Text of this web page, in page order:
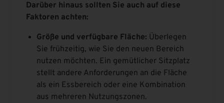
Darüber hinaus sollten Sie auch auf diese
Faktoren achten:
Größe und verfügbare Fläche: Überlegen
Sie frühzeitig, wie Sie den neuen Bereich
nutzen möchten. Ein gemütlicher Sitzplatz
stellt andere Anforderungen an die Fläche
als ein Essbereich oder eine Kombination
aus mehreren Nutzungszonen.